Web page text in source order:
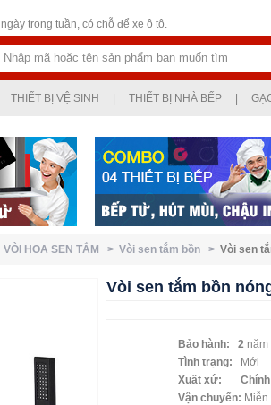
trong tuần, có chỗ để xe ô tô.
THIẾT BỊ VỆ SINH THIẾT BỊ NHÀ BẾP
VÒI HOA SEN TẮM > Vòi sen tắm bồn > Vòi sen
Vòi sen tắm bồn
Bảo hành: 2 năm
Tình trạng:
Mới
Xuất xứ: Chính
Vận chuyển: